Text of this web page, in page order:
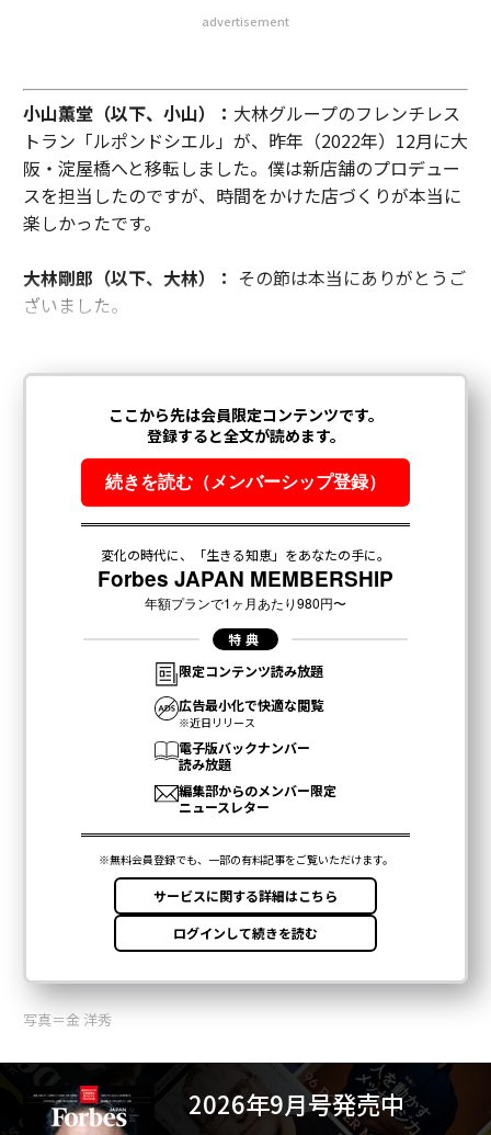
advertisement
小山薫堂（以下、小山）： 大林グループのフレンチレス
トラン「ルポンドシエル」が、昨年（2022年）12月に大
阪・淀屋橋へと移転しました。僕は新店舗のプロデュー
スを担当したのですが、時間をかけた店づくりが本当に
楽しかったです。
大林剛郎（以下、大林）： その節は本当にありがとうご
ざいました。
写真＝金 洋秀
2026年9月号発売中